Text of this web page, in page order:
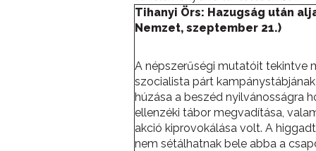
Tihanyi Örs: Hazugság után
Nemzet, szeptember 21.)
A népszerűségi mutatóit tekintve
szocialista párt
húzása a beszéd nyilvánosságra
ellenzéki tábor megvadítása,
akció kiprovokálása volt. A
nem sétálhatnak bele abba a